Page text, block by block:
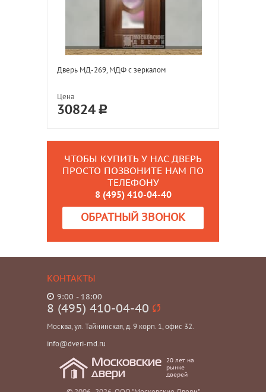
Дверь МД-269, МДФ с зеркалом
Цена
30824
ЧТОБЫ КУПИТЬ У НАС ДВЕРЬ
ПРОСТО ПОЗВОНИТЕ НАМ ПО
ТЕЛЕФОНУ
8 (495) 410-04-40
ОБРАТНЫЙ ЗВОНОК
КОНТАКТЫ
9:00 - 18:00
8 (495) 410-04-40
Москва, ул. Тайнинская, д. 9 корп. 1, офис 32.
info@dveri-md.ru
Московские
двери
20 лет на
рынке
дверей